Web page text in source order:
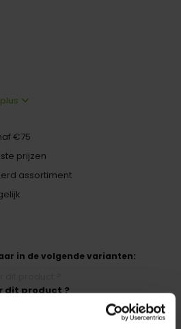
€75
prijzen
assortiment
in de volgende varianten:
dit product ?
informatie